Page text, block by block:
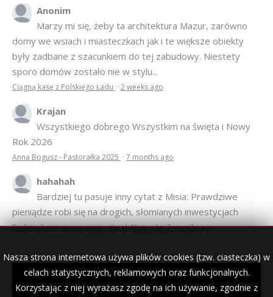
Anonim
Marzy mi się, żeby ta architektura Mazur, zarówno
domy we wsiach i miasteczkach jak i te większe obiekty
były zadbane z szacunkiem do tej zabudowy. Niestety
sporo domów zostało nie w stylu...
Ciągną kasę z Polskiego Ładu · 2 weeks ago
Krajan
Wszystkiego dobrego Wszystkim na święta i Nowy
Rok 2026
Anna Bogusz - Pastorałka 2025 · 7 months ago
hahahah
Bardziej tu pasuje inny cytat z Misia: Prawdziwe
pieniądze robi się na drogich, słomianych inwestycjach
Podpisali umowę na wieżę - Kurek Mazurski·7 months ago
Nasza strona internetowa używa plików cookies (tzw. ciasteczka) w
celach statystycznych, reklamowych oraz funkcjonalnych.
Korzystając z niej wyrażasz zgodę na ich używanie, zgodnie z
© 2007–2018 Kurek Mazurski — archiwalne wydania lokalnej